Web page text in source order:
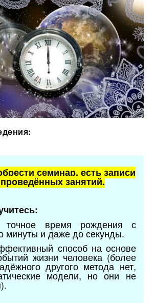
семинар, есть записи
занятий.
точное время рождения с
минуты и даже до секунды.
способ на основе
жизни человека (более
другого метода нет,
модели, но они не